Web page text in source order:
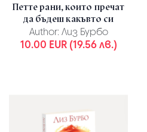
Петте рани, които пречат
да бъдеш какъвто си
Author: Лиз Бурбо
10.00 EUR (19.56 лв.)